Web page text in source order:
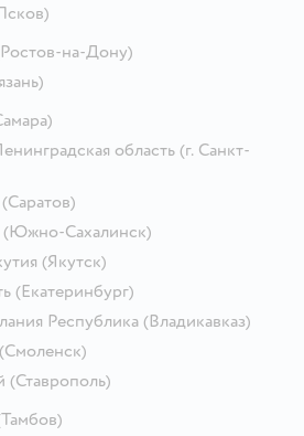
на-Дону)
область (г. Санкт-
(Саратов)
(Южно-Сахалинск)
(Якутск)
(Екатеринбург)
Республика (Владикавказ)
(Смоленск)
(Ставрополь)